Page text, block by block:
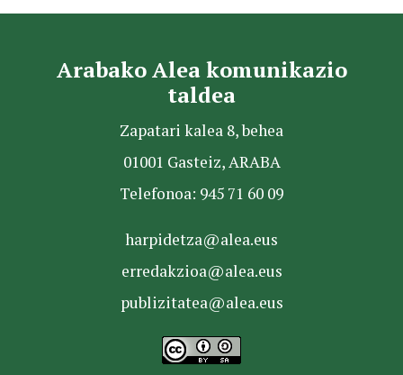
Arabako Alea komunikazio
taldea
Zapatari kalea 8, behea
01001 Gasteiz, ARABA
Telefonoa: 945 71 60 09
harpidetza@alea.eus
erredakzioa@alea.eus
publizitatea@alea.eus